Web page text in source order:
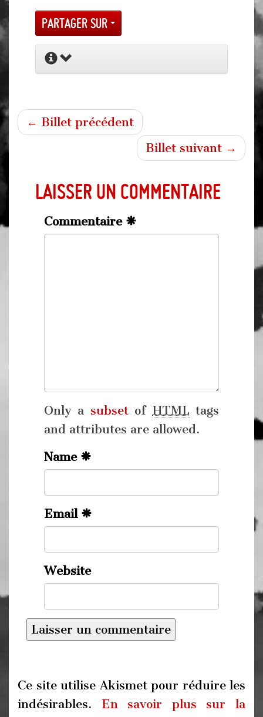
Partager sur
← Billet précédent
Billet suivant →
Laisser un commentaire
Commentaire
Only a subsetof HTML tags
and attributes are allowed.
Name
Email
Website
Ce site utilise Akismet pour réduire les
indésirables. En savoir plus sur la